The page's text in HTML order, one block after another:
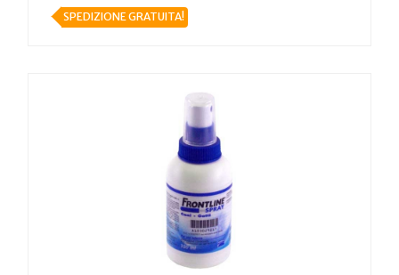
SPEDIZIONE GRATUITA!